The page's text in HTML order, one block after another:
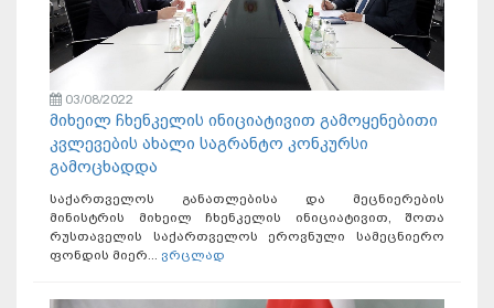
03/08/2022
მიხეილ ჩხენკელის ინიციატივით გამოყენებითი
კვლევების ახალი საგრანტო კონკურსი
გამოცხადდა
საქართველოს განათლებისა და მეცნიერების
მინისტრის მიხეილ ჩხენკელის ინიციატივით, შოთა
რუსთაველის საქართველოს ეროვნული სამეცნიერო
ფონდის მიერ... ვრცლად